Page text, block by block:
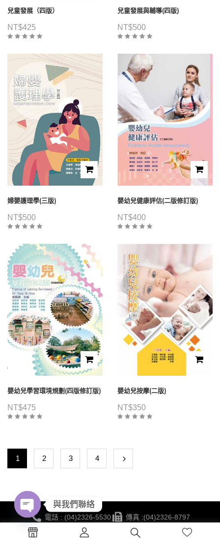
兒童發展（四版）
NT$425
兒童發展與輔導(四版)
NT$500
婦嬰護理學(三版)
NT$500
嬰幼兒健康評估(二版修訂版)
NT$400
嬰幼兒學習環境規劃(四版修訂版)
NT$475
嬰幼兒按摩(二版)
NT$350
1 2 3 4
電話 : (04)2326-5530
傳真 :(04)2326-8797
地點 :台中市西區公益路130號7樓
與我們聯絡
Open
chaty